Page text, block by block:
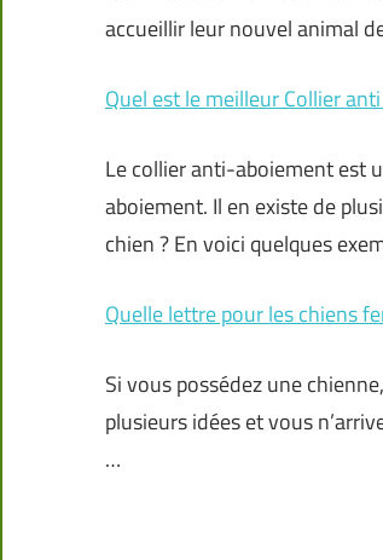
accueillir leur nouvel animal
Quel est le meilleur Collier
Le collier anti-aboiement est
aboiement. Il en existe de
chien ? En voici quelques
Quelle lettre pour les chiens
Si vous possédez une
plusieurs idées et vous
…